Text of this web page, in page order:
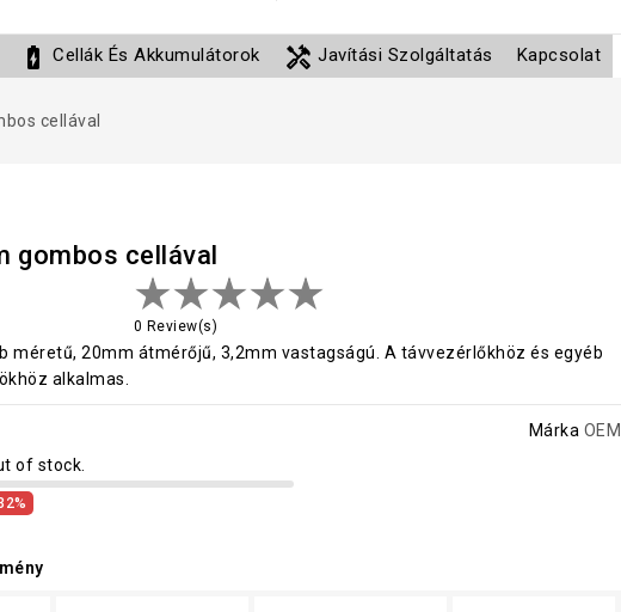
battery_charging_full Cellák És Akkumulátorok handyman Javítási Szolgáltatás Kapcsolat
cellával
gombos cellával
0 Review(s)
méretű, 20mm átmérőjű, 3,2mm vastagságú. A távvezérlőkhöz és egyéb
alkalmas.
Márka OEM
of stock.